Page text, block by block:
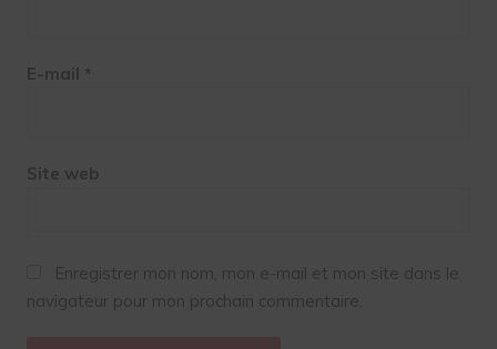
E-mail *
Site web
Enregistrer mon nom, mon e-mail et mon site dans le
navigateur pour mon prochain commentaire.